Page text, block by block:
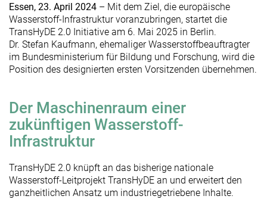
Essen, 23. April 2024 – Mit dem Ziel, die europäische
Wasserstoff-Infrastruktur voranzubringen, startet die
TransHyDE 2.0 Initiative am 6. Mai 2025 in Berlin.
Dr. Stefan Kaufmann, ehemaliger Wasserstoffbeauftragter
im Bundesministerium für Bildung und Forschung, wird die
Position des designierten ersten Vorsitzenden übernehmen.
Der Maschinenraum einer
zukünftigen Wasserstoff-
Infrastruktur
TransHyDE 2.0 knüpft an das bisherige nationale
Wasserstoff-Leitprojekt TransHyDE an und erweitert den
ganzheitlichen Ansatz um industriegetriebene Inhalte.